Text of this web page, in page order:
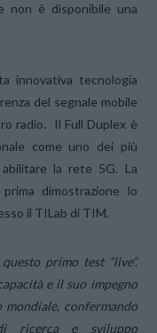
non è disponibile una
innovativa tecnologia
del segnale mobile
radio. Il Full Duplex è
come uno dei più
la rete 5G. La
dimostrazione lo
il TILab di TIM.
primo test “live”.
e il suo impegno
confermando
ricerca e sviluppo